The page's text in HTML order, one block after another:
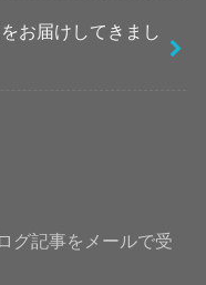
お届けしてきまし
グ記事をメールで受